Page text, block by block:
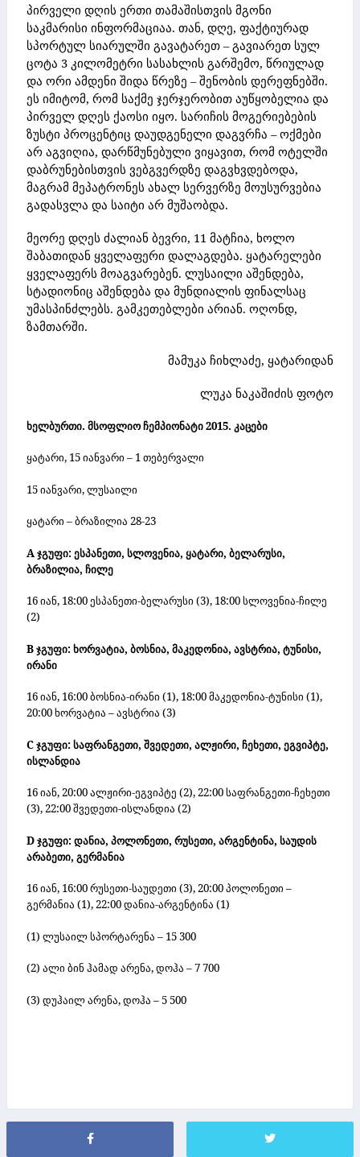
პირველი დღის ერთი თამაშისთვის მგონი
საკმარისი ინფორმაციაა. თან, დღე, ფაქტიურად
სპორტულ სიარულში გავატარეთ – გავიარეთ სულ
ცოტა 3 კილომეტრი სასახლის გარშემო, წრიულად
და ორი ამდენი შიდა წრეზე – შენობის დერეფნებში.
ეს იმიტომ, რომ საქმე ჯერჯერობით აუწყობელია და
პირველ დღეს ქაოსი იყო. სარიჩის მოგერიებების
ზუსტი პროცენტიც დაუდგენელი დაგვრჩა – ოქმები
არ აგვიღია, დარწმუნებული ვიყავით, რომ ოტელში
დაბრუნებისთვის ვებგვერდზე დაგვხვდებოდა,
მაგრამ მეპატრონეს ახალ სერვერზე მოუსურვებია
გადასვლა და საიტი არ მუშაობდა.
მეორე დღეს ძალიან ბევრი, 11 მატჩია, ხოლო
შაბათიდან ყველაფერი დალაგდება. ყატარელები
ყველაფერს მოაგვარებენ. ლუსაილი აშენდება,
სტადიონიც აშენდება და მუნდიალის ფინალსაც
უმასპინძლებს. გამკეთებლები არიან. ოღონდ,
ზამთარში.
მამუკა ჩიხლაძე, ყატარიდან
ლუკა ნაკაშიძის ფოტო
ხელბურთი. მსოფლიო ჩემპიონატი 2015. კაცები
ყატარი, 15 იანვარი – 1 თებერვალი
15 იანვარი, ლუსაილი
ყატარი – ბრაზილია 28-23
A ჯგუფი: ესპანეთი, სლოვენია, ყატარი, ბელარუსი,
ბრაზილია, ჩილე
16 იან, 18:00 ესპანეთი-ბელარუსი (3), 18:00 სლოვენია-ჩილე
(2)
B ჯგუფი: ხორვატია, ბოსნია, მაკედონია, ავსტრია, ტუნისი,
ირანი
16 იან, 16:00 ბოსნია-ირანი (1), 18:00 მაკედონია-ტუნისი (1),
20:00 ხორვატია – ავსტრია (3)
C ჯგუფი: საფრანგეთი, შვედეთი, ალჟირი, ჩეხეთი, ეგვიპტე,
ისლანდია
16 იან, 20:00 ალჟირი-ეგვიპტე (2), 22:00 საფრანგეთი-ჩეხეთი
(3), 22:00 შვედეთი-ისლანდია (2)
D ჯგუფი: დანია, პოლონეთი, რუსეთი, არგენტინა, საუდის
არაბეთი, გერმანია
16 იან, 16:00 რუსეთი-საუდეთი (3), 20:00 პოლონეთი –
გერმანია (1), 22:00 დანია-არგენტინა (1)
(1) ლუსაილ სპორტარენა – 15 300
(2) ალი ბინ ჰამად არენა, დოჰა – 7 700
(3) დუჰაილ არენა, დოჰა – 5 500